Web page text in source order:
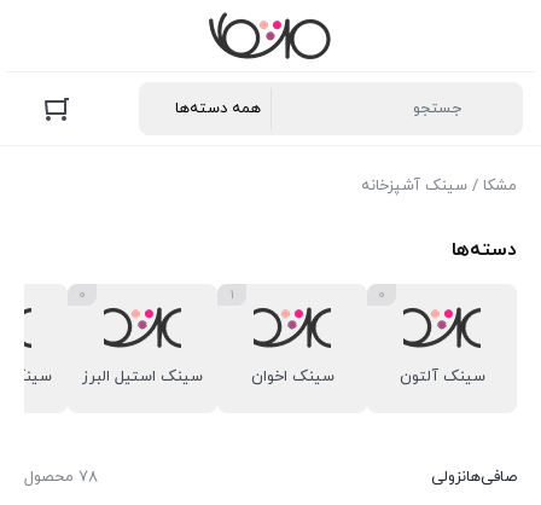
مشکا / سینک آشپزخانه
دسته‌ها
سینک آلتون
0
سینک اخوان
1
سینک استیل البرز
0
سینک
78 محصول صافی‌هانزولی